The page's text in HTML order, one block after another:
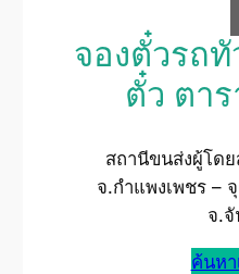
จองตั๋วรถ
ตั๋ว ตา
สถานีขนส่งผู้โด
จ.กำแพงเพชร –
จ.
ค้นหา